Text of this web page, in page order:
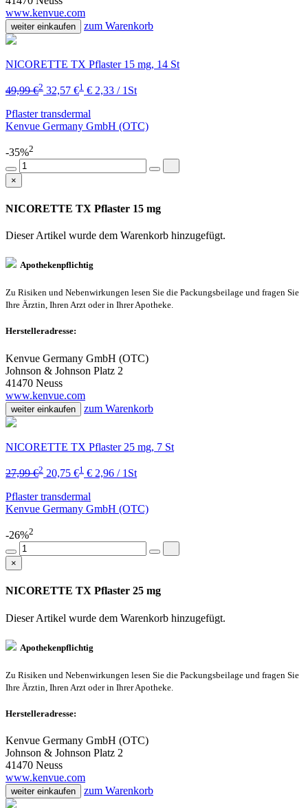
www.kenvue.com
weiter einkaufen zum Warenkorb
NICORETTE TX Pflaster 15 mg, 14 St
49,99 €2 32,57 €1 € 2,33 / 1St
Pflaster transdermal
Kenvue Germany GmbH (OTC)
-35%2
×
NICORETTE TX Pflaster 15 mg
Dieser Artikel wurde dem Warenkorb hinzugefügt.
Apothekenpflichtig
Zu Risiken und Nebenwirkungen lesen Sie die Packungsbeilage und fragen Sie
Ihre Ärztin, Ihren Arzt oder in Ihrer Apotheke.
Herstelleradresse:
Kenvue Germany GmbH (OTC)
Johnson & Johnson Platz 2
41470 Neuss
www.kenvue.com
weiter einkaufen zum Warenkorb
NICORETTE TX Pflaster 25 mg, 7 St
27,99 €2 20,75 €1 € 2,96 / 1St
Pflaster transdermal
Kenvue Germany GmbH (OTC)
-26%2
×
NICORETTE TX Pflaster 25 mg
Dieser Artikel wurde dem Warenkorb hinzugefügt.
Apothekenpflichtig
Zu Risiken und Nebenwirkungen lesen Sie die Packungsbeilage und fragen Sie
Ihre Ärztin, Ihren Arzt oder in Ihrer Apotheke.
Herstelleradresse:
Kenvue Germany GmbH (OTC)
Johnson & Johnson Platz 2
41470 Neuss
www.kenvue.com
weiter einkaufen zum Warenkorb